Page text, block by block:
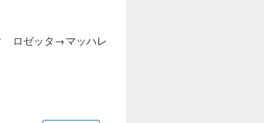
ロゼッタ→マッハレ